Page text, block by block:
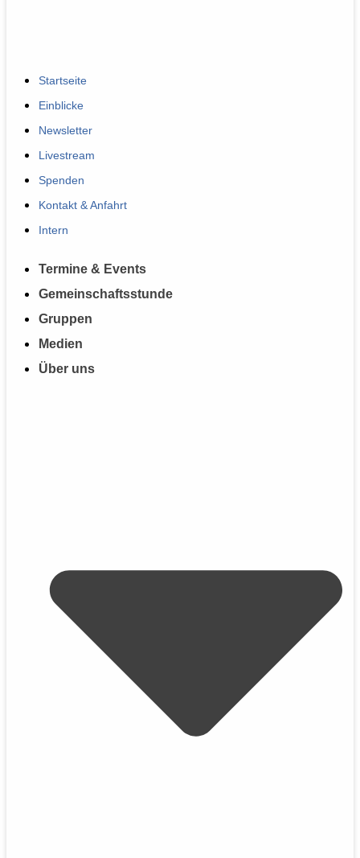
Startseite
Einblicke
Newsletter
Livestream
Spenden
Kontakt & Anfahrt
Intern
Termine & Events
Gemeinschaftsstunde
Gruppen
Medien
Über uns